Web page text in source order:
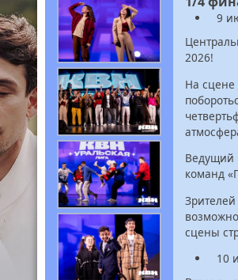
9
2026!
На сцене
Ведущий
команд
сцены
10